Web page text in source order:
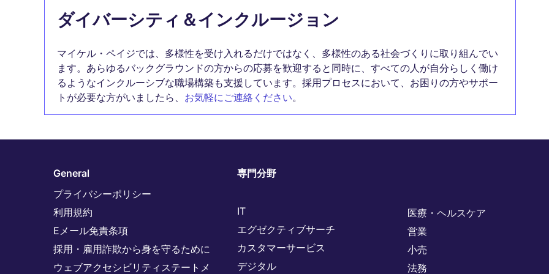
ダイバーシティ＆インクルージョン
マイケル・ペイジでは、多様性を受け入れるだけではなく、多様性のある社会づくりに取り組んでい
ます。あらゆるバックグラウンドの方からの応募を歓迎すると同時に、すべての人が自分らしく働け
るようなインクルーシブな職場構築も支援しています。採用プロセスにおいて、お困りの方やサポー
トが必要な方がいましたら、 お気軽にご連絡ください。
General
プライバシーポリシー
利用規約
Eメール免責条項
採用・雇用詐欺から身を守るために
ウェブアクセシビリティステートメ
専門分野
IT
エグゼクティブサーチ
カスタマーサービス
デジタル
医療・ヘルスケア
営業
小売
法務